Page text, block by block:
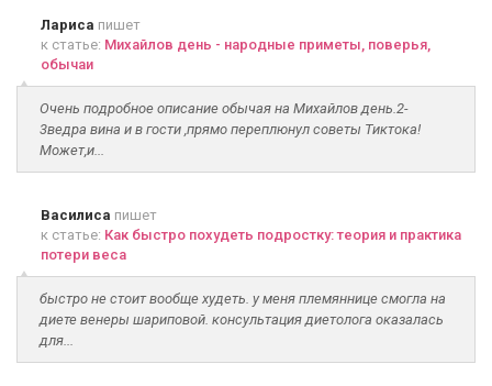
Лариса пишет
к статье: Михайлов день - народные приметы, поверья,
обычаи
Очень подробное описание обычая на Михайлов день.2-
3ведра вина и в гости ,прямо переплюнул советы Тиктока!
Может,и...
Василиса пишет
к статье: Как быстро похудеть подростку: теория и практика
потери веса
быстро не стоит вообще худеть. у меня племяннице смогла на
диете венеры шариповой. консультация диетолога оказалась
для...